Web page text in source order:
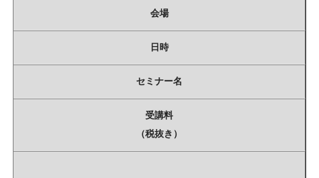
会場
日時
セミナー名
受講料
（税抜き）